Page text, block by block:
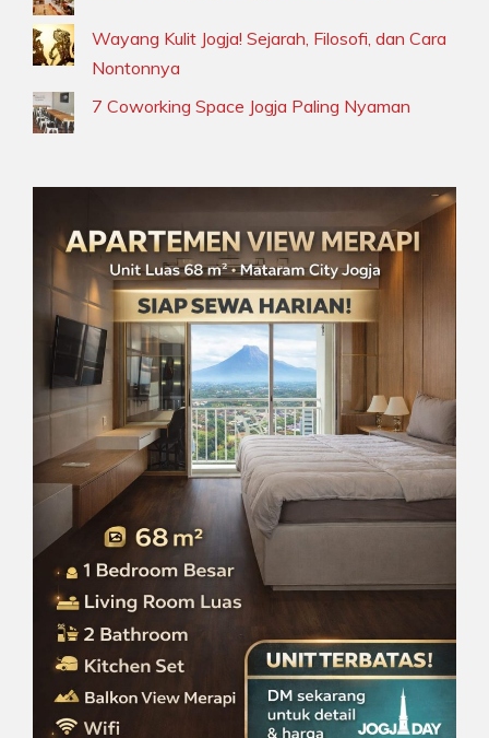
Wayang Kulit Jogja! Sejarah, Filosofi, dan Cara
Nontonnya
7 Coworking Space Jogja Paling Nyaman